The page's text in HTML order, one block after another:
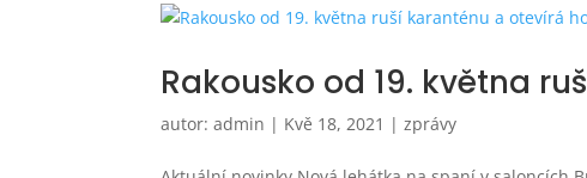
Rakousko od 19. května
autor:admin | Kvě 18, 2021 |zprávy